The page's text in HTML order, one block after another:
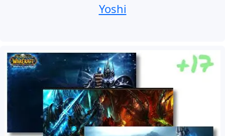
Yoshi